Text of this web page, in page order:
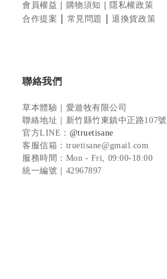
會員權益 購物須知 隱私權政策
合作提案 常見問題 ｜退換貨政策
聯絡我們
草本體驗｜愛遊牧有限公司
聯絡地址 ｜新竹縣竹東鎮中正路107號
官方LINE ： @truetisane
客服信箱：truetisane@gmail.com
服務時間：Mon - Fri, 09:00-18:00
統一編號｜42967897